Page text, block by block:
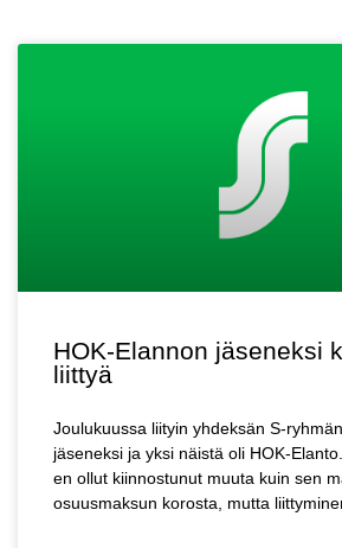
HOK-Elannon jäseneksi
liittyä
Joulukuussa liityin yhdeksän S-
jäseneksi ja yksi näistä oli HOK-
en ollut kiinnostunut muuta kuin sen
osuusmaksun korosta, mutta